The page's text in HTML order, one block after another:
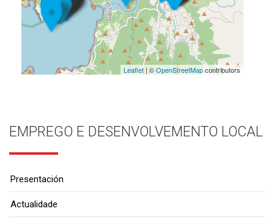
Leaflet| ©OpenStreetMapcontributors
EMPREGO E DESENVOLVEMENTO LOCAL
Presentación
Actualidade